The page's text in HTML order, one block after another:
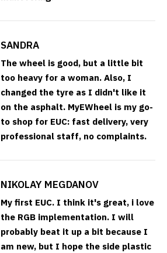
SANDRA
The wheel is good, but a little bit
too heavy for a woman. Also, I
changed the tyre as I didn't like it
on the asphalt. MyEWheel is my go-
to shop for EUC: fast delivery, very
professional staff, no complaints.
NIKOLAY MEGDANOV
My first EUC. I think it's great, i love
the RGB implementation. I will
probably beat it up a bit because I
am new, but I hope the side plastic